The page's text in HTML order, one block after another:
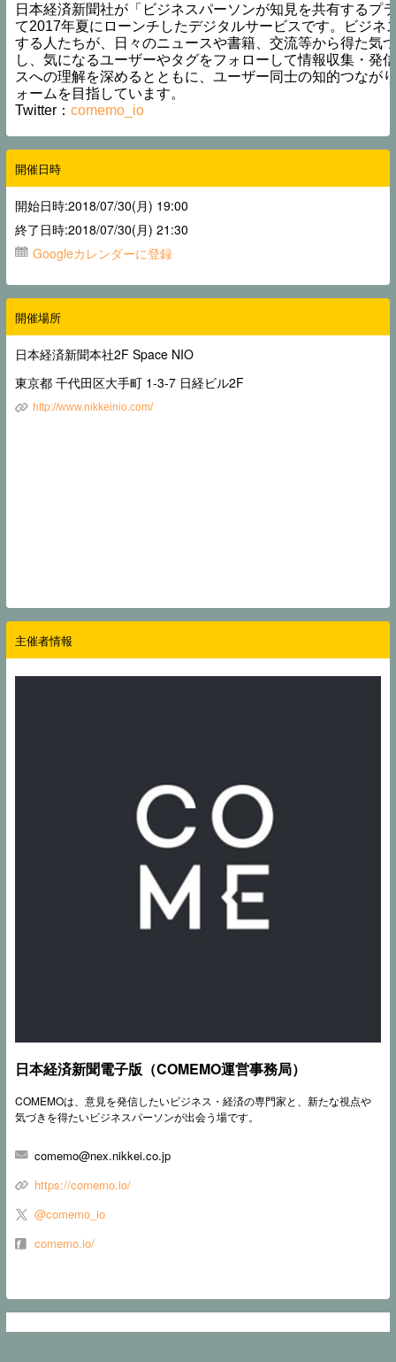
日本経済新聞社が「ビジネスパーソンが知見を共有するプ
て2017年夏にローンチしたデジタルサービスです。ビジネ
する人たちが、日々のニュースや書籍、交流等から得た気
し、気になるユーザーやタグをフォローして情報収集・発
スへの理解を深めるとともに、ユーザー同士の知的つなが
ォームを目指しています。
Twitter： comemo_io
開催日時
開始日時:2018/07/30(月) 19:00
終了日時:2018/07/30(月) 21:30
Googleカレンダーに登録
開催場所
日本経済新聞本社2F Space NIO
東京都 千代田区大手町 1-3-7 日経ビル2F
主催者情報
日本経済新聞電子版（COMEMO運営事務局）
COMEMOは、意見を発信したいビジネス・経済の専門家と、新たな視点や
気づきを得たいビジネスパーソンが出会う場です。
comemo@nex.nikkei.co.jp
https://comemo.io/
@comemo_io
comemo.io/